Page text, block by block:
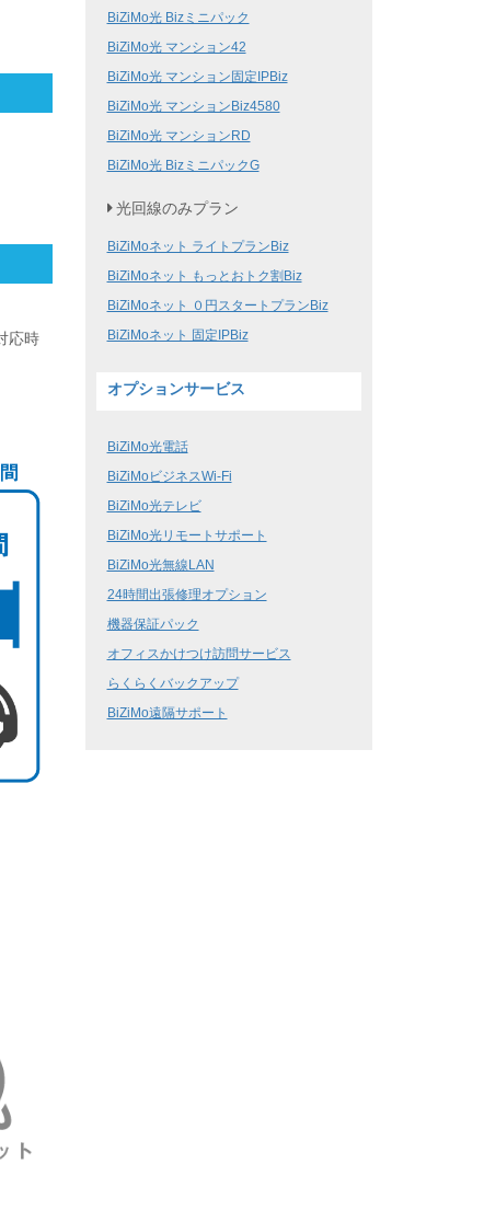
応時
BiZiMo光 Bizミニパック
BiZiMo光 マンション42
BiZiMo光 マンション固定IPBiz
BiZiMo光 マンションBiz4580
BiZiMo光 マンションRD
BiZiMo光 BizミニパックG
光回線のみプラン
BiZiMoネット ライトプランBiz
BiZiMoネット もっとおトク割Biz
BiZiMoネット ０円スタートプランBiz
BiZiMoネット 固定IPBiz
オプションサービス
BiZiMo光電話
BiZiMoビジネスWi-Fi
BiZiMo光テレビ
BiZiMo光リモートサポート
BiZiMo光無線LAN
24時間出張修理オプション
機器保証パック
オフィスかけつけ訪問サービス
らくらくバックアップ
BiZiMo遠隔サポート